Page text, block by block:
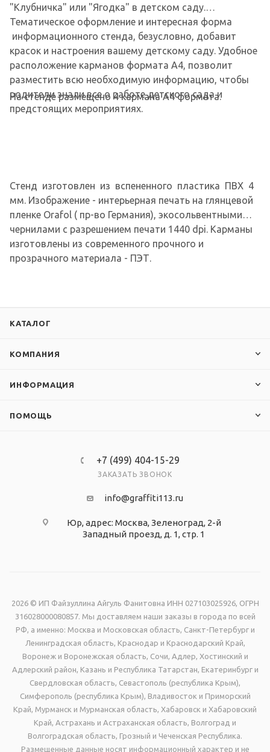
"Клубничка" или "Ягодка" в детском саду.
Тематическое оформление и интересная форма
информационного стенда, безусловно, добавит
красок и настроения вашему детскому саду. Удобное
расположение карманов формата А4, позволит
разместить всю необходимую информацию, чтобы
родители знали все о работе детского сада и
предстоящих мероприятиях.
На стенде размещено 4 кармана А4 формата.
Стенд изготовлен из вспененного пластика ПВХ 4
мм. Изображение - интерьерная печать на глянцевой
пленке Orafol ( пр-во Германия), экосольвентными
чернилами с разрешением печати 1440 dpi. Карманы
изготовлены из современного прочного и
прозрачного материала - ПЭТ.
КАТАЛОГ
КОМПАНИЯ
ИНФОРМАЦИЯ
ПОМОЩЬ
+7 (499) 404-15-29
ЗАКАЗАТЬ ЗВОНОК
info@graffiti113.ru
Юр, адрес: Москва, Зеленоград, 2-й
Западный проезд, д. 1, стр. 1
2026 © ИП Файзуллина Айгуль Фанитовна ИНН 027103025926, ОГРН
316028000080857. Мы доставляем наши заказы в города по всей
РФ, а именно: Москва и Московская область, Санкт-Петербург и
Ленинградская область, Краснодар и Краснодарский Край,
Воронеж и Воронежская область, Сочи, Адлер, Хостинский и
Адлерский район, Казань и Республика Татарстан, Екатеринбург и
Свердловская область, Севастополь (республика Крым),
Симферополь (республика Крым), Владивосток и Приморский
Край, Мурманск и Мурманская область, Хабаровск и Хабаровский
Край, Астрахань и Астраханская область, Волгоград и
Волгоградская область, Грозный и Чеченская Республика.
Размещенные данные носят информационный характер и не